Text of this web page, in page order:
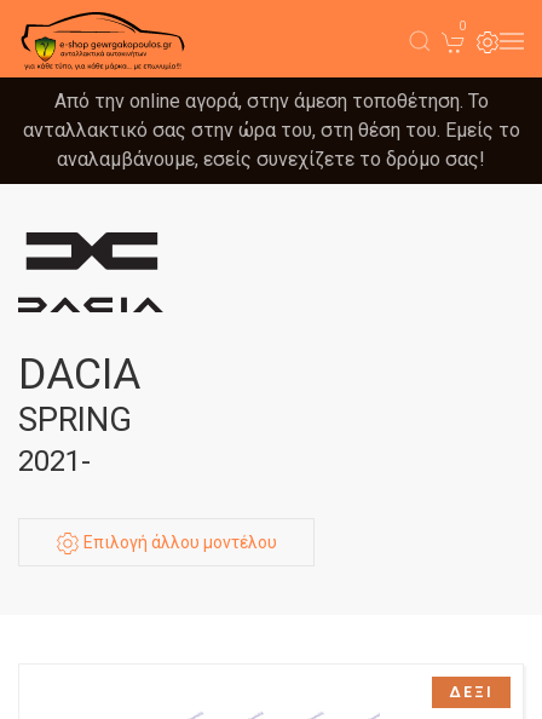
0
Από την online αγορά, στην άμεση τοποθέτηση. Το
ανταλλακτικό σας στην ώρα του, στη θέση του. Εμείς το
αναλαμβάνουμε, εσείς συνεχίζετε το δρόμο σας!
DACIA
SPRING
2021-
Επιλογή άλλου μοντέλου
ΔΕΞΙ